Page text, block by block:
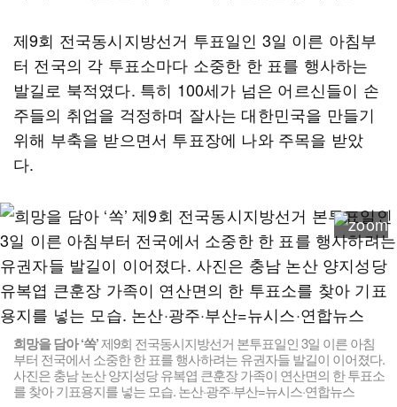
제9회 전국동시지방선거 투표일인 3일 이른 아침부
터 전국의 각 투표소마다 소중한 한 표를 행사하는
발길로 북적였다. 특히 100세가 넘은 어르신들이 손
주들의 취업을 걱정하며 잘사는 대한민국을 만들기
위해 부축을 받으면서 투표장에 나와 주목을 받았
다.
희망을 담아 ‘쏙’제9회 전국동시지방선거 본투표일인 3일 이른 아침
부터 전국에서 소중한 한 표를 행사하려는 유권자들 발길이 이어졌다.
사진은 충남 논산 양지성당 유복엽 큰훈장 가족이 연산면의 한 투표소
를 찾아 기표용지를 넣는 모습. 논산·광주·부산=뉴시스·연합뉴스